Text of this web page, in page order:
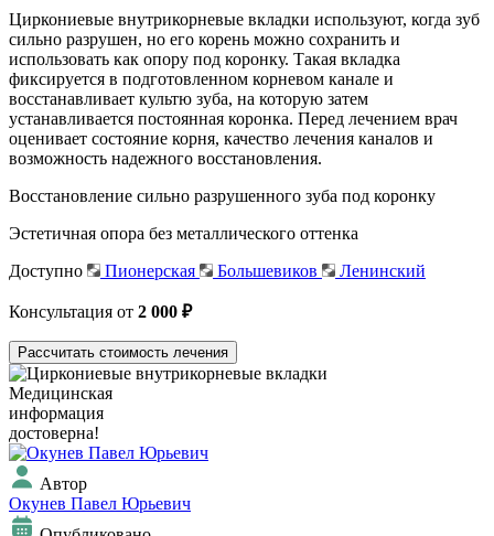
Циркониевые внутрикорневые вкладки используют, когда зуб
сильно разрушен, но его корень можно сохранить и
использовать как опору под коронку. Такая вкладка
фиксируется в подготовленном корневом канале и
восстанавливает культю зуба, на которую затем
устанавливается постоянная коронка. Перед лечением врач
оценивает состояние корня, качество лечения каналов и
возможность надежного восстановления.
Восстановление сильно разрушенного зуба под коронку
Эстетичная опора без металлического оттенка
Доступно
Пионерская Большевиков Ленинский
Консультация от 2 000 ₽
Рассчитать стоимость лечения
Медицинская
информация
достоверна!
Автор
Окунев Павел Юрьевич